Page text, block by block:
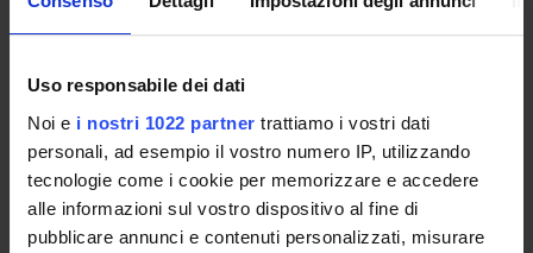
Uso responsabile dei dati
Noi e i nostri 1022 partner trattiamo i vostri dati
personali, ad esempio il vostro numero IP, utilizzando
tecnologie come i cookie per memorizzare e accedere
alle informazioni sul vostro dispositivo al fine di
pubblicare annunci e contenuti personalizzati, misurare
ORGANISATION
GOVERNANCE
COMMITTEES
DEPARTMENT ADMINISTRATION OFFICES
STUDENT ADMINISTRATION OFFICES